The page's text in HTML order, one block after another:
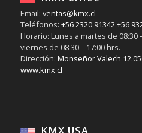
Email: ventas@kmx.cl
Teléfonos: +56 2320 91342+56
Horario: Lunes a martes de 08:30
viernes de 08:30 – 17:00 hrs.
Dirección: Monseñor Valech
www.kmx.cl
KMX USA